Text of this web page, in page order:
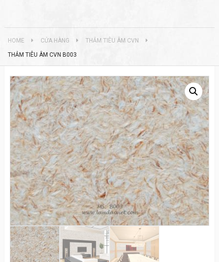
HOME CỬA HÀNG THẢM TIÊU ÂM CVN
THẢM TIÊU ÂM CVN B003